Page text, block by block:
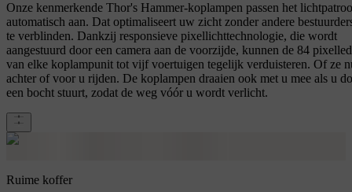
Onze kenmerkende Thor's Hammer-koplampen passen het
automatisch aan. Dat optimaliseert uw zicht zonder andere
te verblinden. Dankzij responsieve pixellichttechnologie, die wordt
aangestuurd door een camera aan de voorzijde, kunnen de 84
van elke koplampunit tot vijf voertuigen tegelijk verduisteren. Of ze
achter of voor u rijden. De koplampen draaien ook met u mee als u
een bocht stuurt, zodat de weg vóór u wordt verlicht.
Ruime koffer